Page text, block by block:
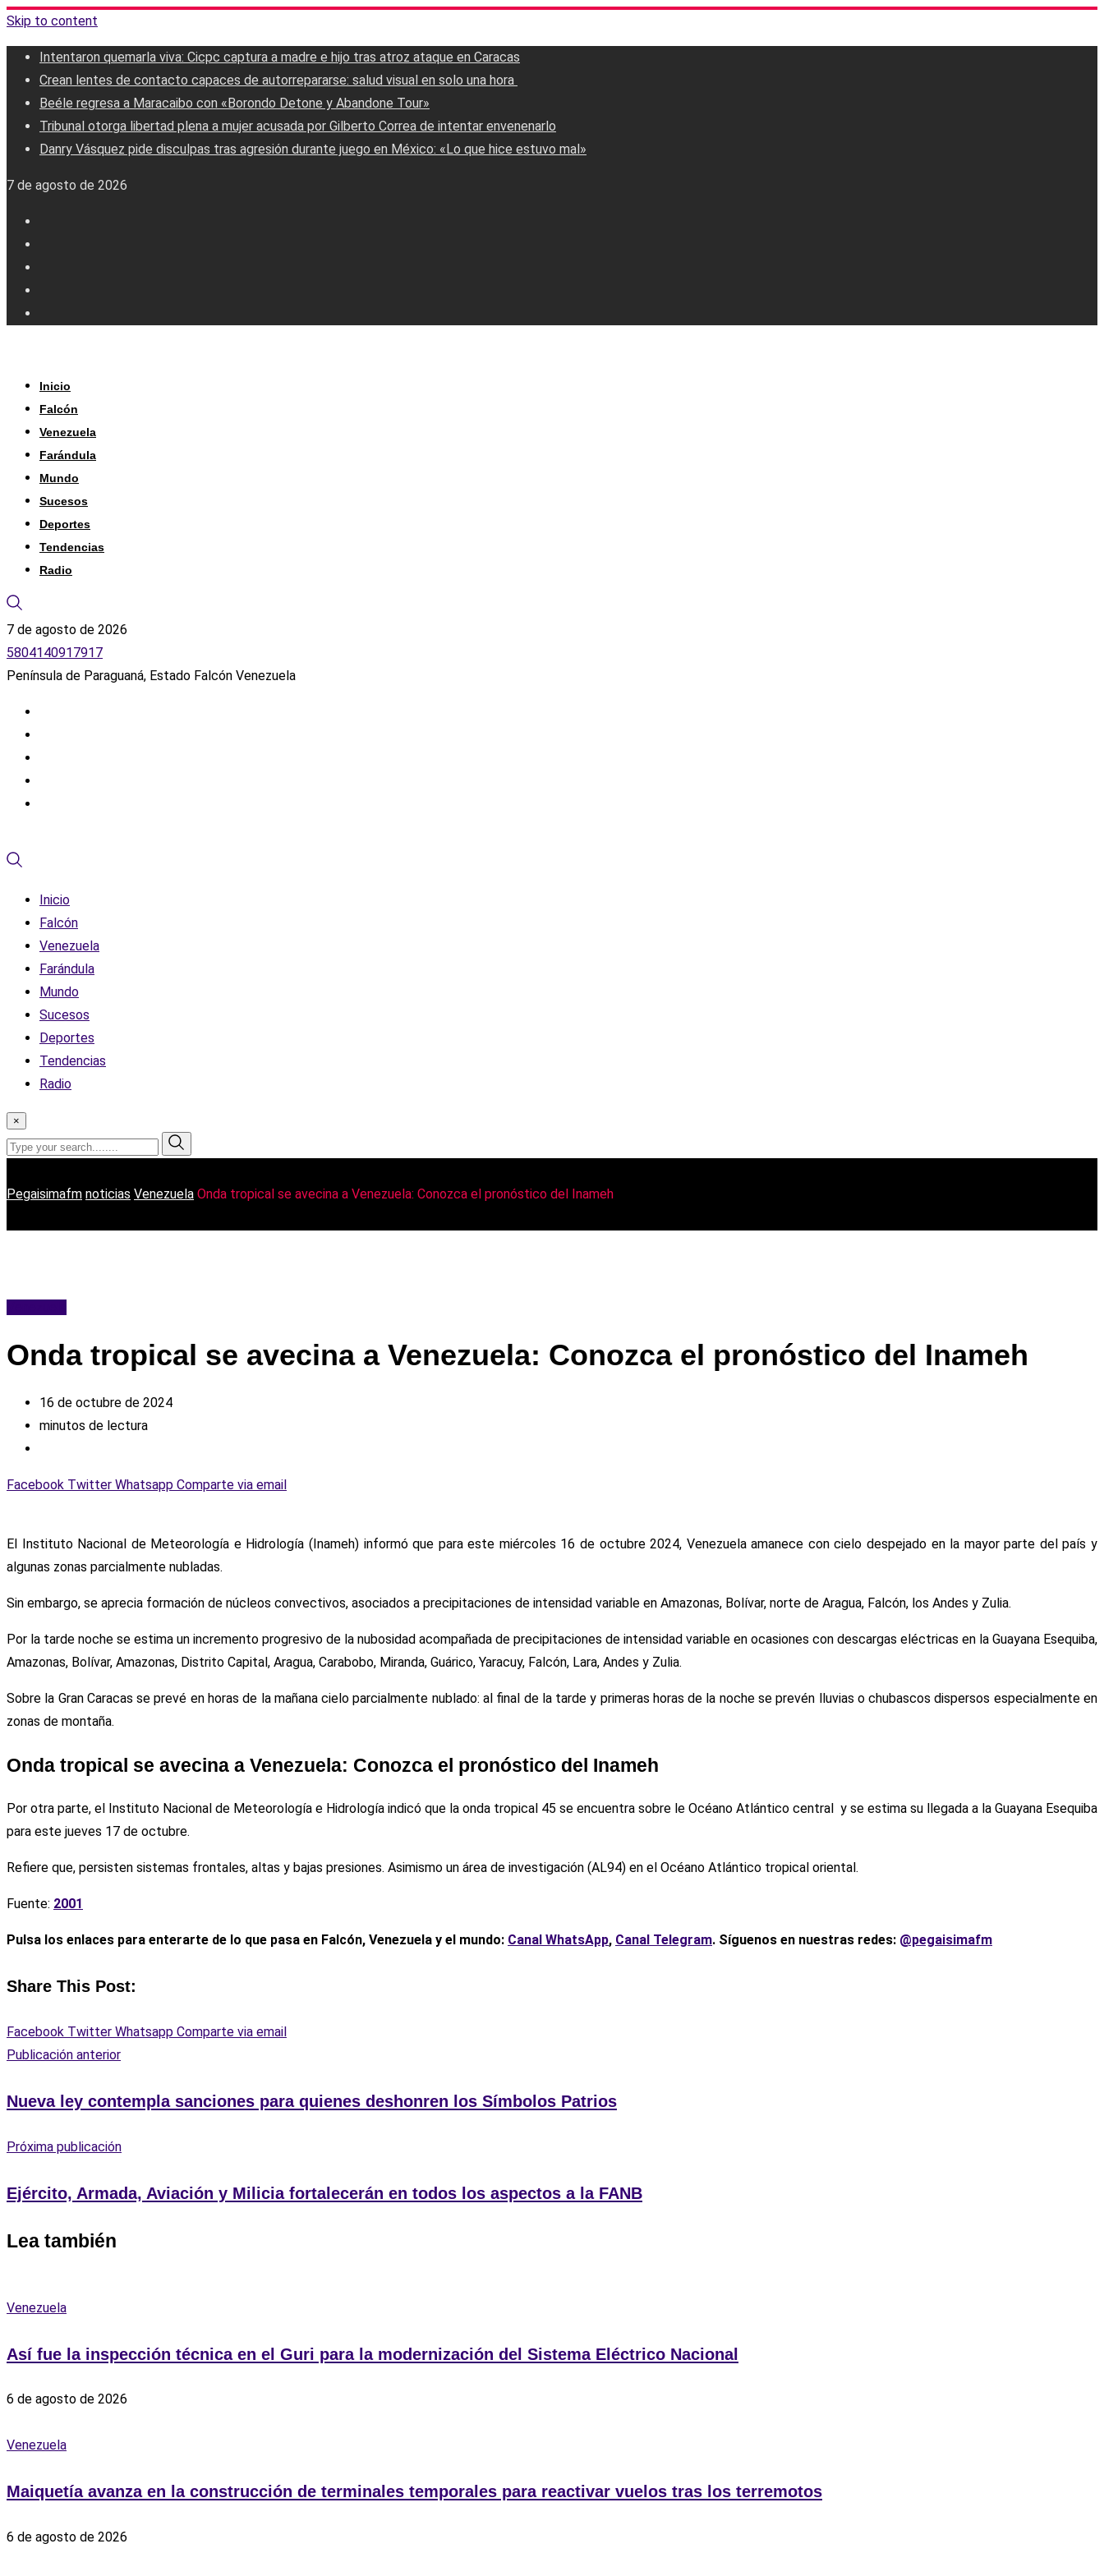
Skip to content
Intentaron quemarla viva: Cicpc captura a madre e hijo tras atroz ataque en Caracas
Crean lentes de contacto capaces de autorrepararse: salud visual en solo una hora ‎
Beéle regresa a Maracaibo con «Borondo Detone y Abandone Tour»
Tribunal otorga libertad plena a mujer acusada por Gilberto Correa de intentar envenenarlo
Danry Vásquez pide disculpas tras agresión durante juego en México: «Lo que hice estuvo mal»
7 de agosto de 2026
Inicio
Falcón
Venezuela
Farándula
Mundo
Sucesos
Deportes
Tendencias
Radio
7 de agosto de 2026
5804140917917
Península de Paraguaná, Estado Falcón Venezuela
Inicio
Falcón
Venezuela
Farándula
Mundo
Sucesos
Deportes
Tendencias
Radio
×
Pegaisimafm noticias Venezuela Onda tropical se avecina a Venezuela: Conozca el pronóstico del Inameh
Onda tropical se avecina a Venezuela: Conozca el pronóstico del Inameh
16 de octubre de 2024
minutos de lectura
Facebook Twitter Whatsapp Comparte via email
El Instituto Nacional de Meteorología e Hidrología (Inameh) informó que para este miércoles 16 de octubre 2024, Venezuela amanece con cielo despejado en la mayor parte del país y
algunas zonas parcialmente nubladas.
Sin embargo, se aprecia formación de núcleos convectivos, asociados a precipitaciones de intensidad variable en Amazonas, Bolívar, norte de Aragua, Falcón, los Andes y Zulia.
Por la tarde noche se estima un incremento progresivo de la nubosidad acompañada de precipitaciones de intensidad variable en ocasiones con descargas eléctricas en la Guayana Esequiba,
Amazonas, Bolívar, Amazonas, Distrito Capital, Aragua, Carabobo, Miranda, Guárico, Yaracuy, Falcón, Lara, Andes y Zulia.
Sobre la Gran Caracas se prevé en horas de la mañana cielo parcialmente nublado: al final de la tarde y primeras horas de la noche se prevén lluvias o chubascos dispersos especialmente en
zonas de montaña.
Onda tropical se avecina a Venezuela: Conozca el pronóstico del Inameh
Por otra parte, el Instituto Nacional de Meteorología e Hidrología indicó que la onda tropical 45 se encuentra sobre le Océano Atlántico central y se estima su llegada a la Guayana Esequiba
para este jueves 17 de octubre.
Refiere que, persisten sistemas frontales, altas y bajas presiones. Asimismo un área de investigación (AL94) en el Océano Atlántico tropical oriental.
Fuente: 2001
Pulsa los enlaces para enterarte de lo que pasa en Falcón, Venezuela y el mundo: Canal WhatsApp, Canal Telegram. Síguenos en nuestras redes: @pegaisimafm
Share This Post:
Facebook Twitter Whatsapp Comparte via email
Publicación anterior
Nueva ley contempla sanciones para quienes deshonren los Símbolos Patrios
Próxima publicación
Ejército, Armada, Aviación y Milicia fortalecerán en todos los aspectos a la FANB
Lea también
Venezuela
Así fue la inspección técnica en el Guri para la modernización del Sistema Eléctrico Nacional
6 de agosto de 2026
Venezuela
Maiquetía avanza en la construcción de terminales temporales para reactivar vuelos tras los terremotos
6 de agosto de 2026